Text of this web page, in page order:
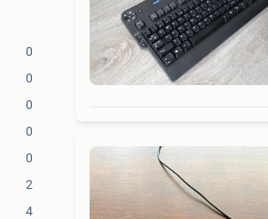
0
0
0
0
0
2
4